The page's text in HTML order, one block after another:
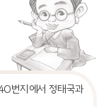
번지에서 정태국과